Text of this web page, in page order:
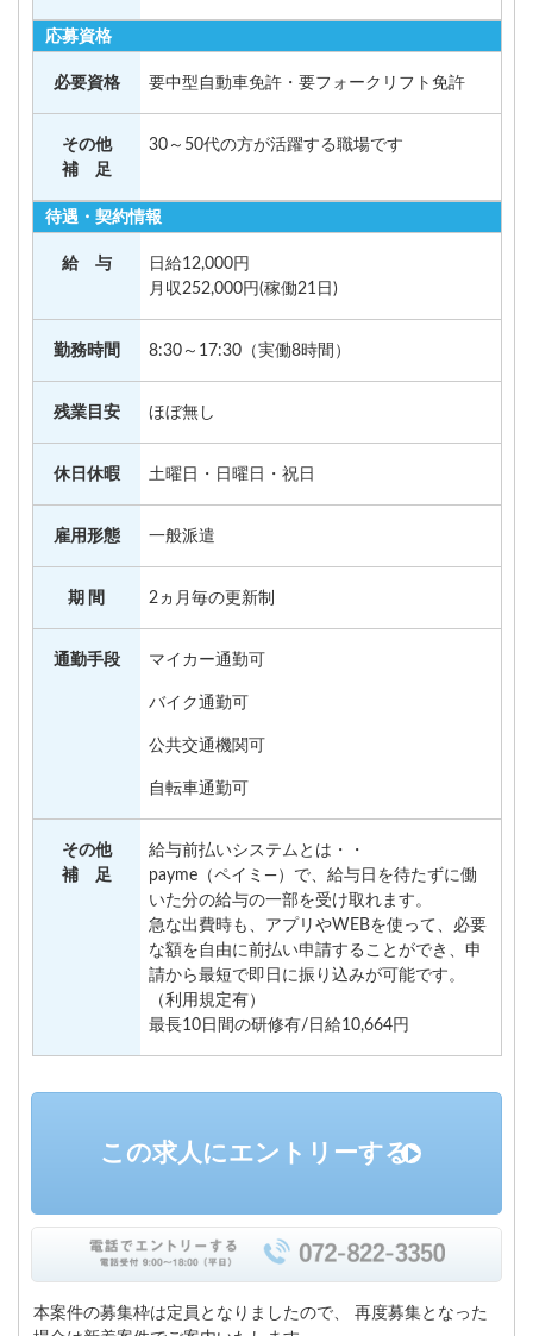
応募資格
必要資格 要中型自動車免許・要フォークリフト免許
その他
補 足
30～50代の方が活躍する職場です
待遇・契約情報
給 与
日給12,000円
月収252,000円(稼働21日)
勤務時間 8:30～17:30（実働8時間）
残業目安 ほぼ無し
休日休暇 土曜日・日曜日・祝日
雇用形態 一般派遣
期 間 2ヵ月毎の更新制
通勤手段 マイカー通勤可
バイク通勤可
公共交通機関可
自転車通勤可
その他
補 足
給与前払いシステムとは・・
payme（ペイミ―）で、給与日を待たずに働
いた分の給与の一部を受け取れます。
急な出費時も、アプリやWEBを使って、必要
な額を自由に前払い申請することができ、申
請から最短で即日に振り込みが可能です。
（利用規定有）
最長10日間の研修有/日給10,664円
この求人にエントリーする
本案件の募集枠は定員となりましたので、
再度募集となった